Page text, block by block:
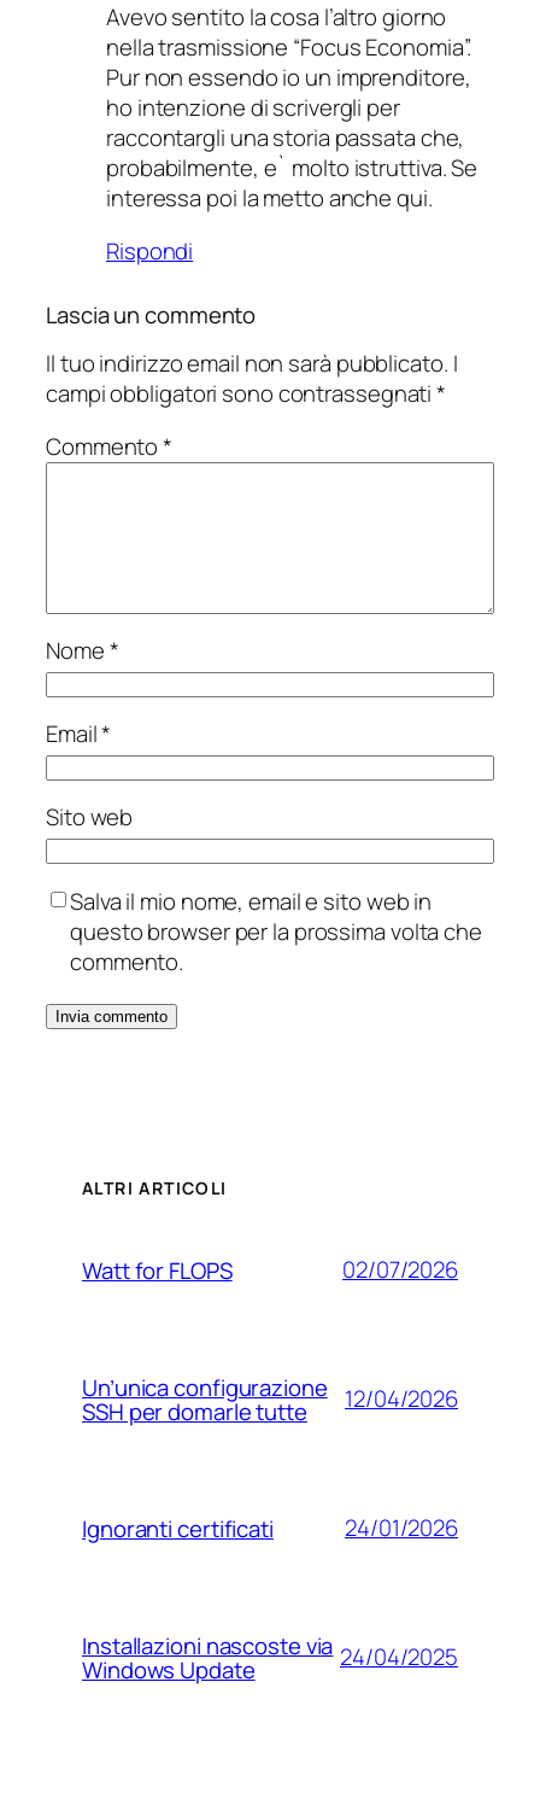
Avevo sentito la cosa l’altro giorno
nella trasmissione “Focus Economia”.
Pur non essendo io un imprenditore,
ho intenzione di scrivergli per
raccontargli una storia passata che,
probabilmente, e` molto istruttiva. Se
interessa poi la metto anche qui.
Rispondi
Lascia un commento
Il tuo indirizzo email non sarà pubblicato. I
campi obbligatori sono contrassegnati*
Commento*
Nome*
Email*
Sito web
Salva il mio nome, email e sito web in
questo browser per la prossima volta che
commento.
ALTRI ARTICOLI
Watt for FLOPS 02/07/2026
Un’unica configurazione
SSH per domarle tutte 12/04/2026
Ignoranti certificati 24/01/2026
Installazioni nascoste via
Windows Update 24/04/2025